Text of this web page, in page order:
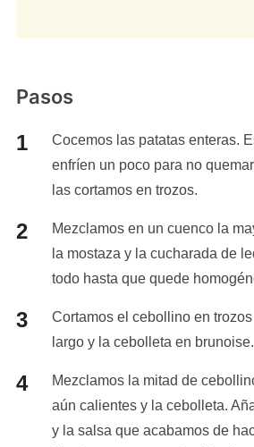
Pasos
Cocemos las patatas enteras.
enfríen un poco para no
las cortamos en trozos.
Mezclamos en un cuenco la
la mostaza y la cucharada de
todo hasta que quede
Cortamos el cebollino en
largo y la cebolleta en brunoise.
Mezclamos la mitad de
aún calientes y la cebolleta.
y la salsa que acabamos de